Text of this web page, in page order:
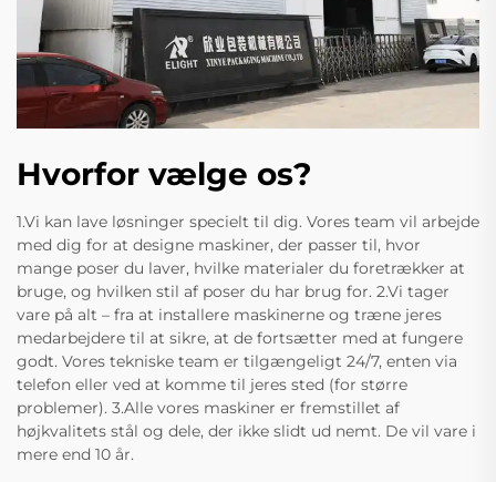
Hvorfor vælge os?
1.Vi kan lave løsninger specielt til dig. Vores team vil arbejde
med dig for at designe maskiner, der passer til, hvor
mange poser du laver, hvilke materialer du foretrækker at
bruge, og hvilken stil af poser du har brug for. 2.Vi tager
vare på alt – fra at installere maskinerne og træne jeres
medarbejdere til at sikre, at de fortsætter med at fungere
godt. Vores tekniske team er tilgængeligt 24/7, enten via
telefon eller ved at komme til jeres sted (for større
problemer). 3.Alle vores maskiner er fremstillet af
højkvalitets stål og dele, der ikke slidt ud nemt. De vil vare i
mere end 10 år.